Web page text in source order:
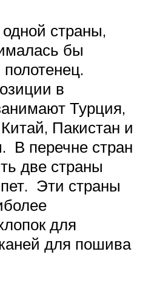
страны,
бы
в
Турция,
Пакистан и
В перечне стран
две страны
Эти страны
для
для пошива